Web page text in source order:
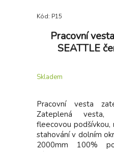
Kód: P15
Pracovní
SEATTLE
Skladem
Pracovní vesta
Zateplená vesta,
fleecovou podšívkou,
stahování v dolním
2000mm 100%